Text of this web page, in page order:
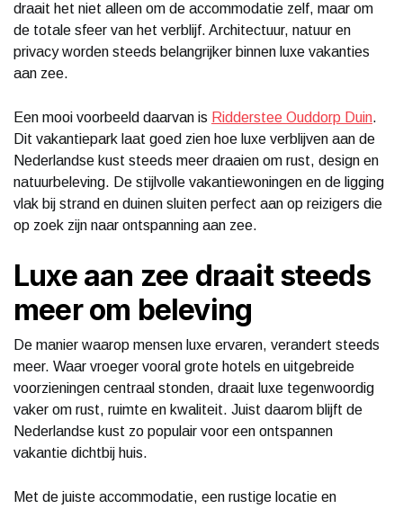
draait het niet alleen om de accommodatie zelf, maar om
de totale sfeer van het verblijf. Architectuur, natuur en
privacy worden steeds belangrijker binnen luxe vakanties
aan zee.
Een mooi voorbeeld daarvan is Ridderstee Ouddorp Duin.
Dit vakantiepark laat goed zien hoe luxe verblijven aan de
Nederlandse kust steeds meer draaien om rust, design en
natuurbeleving. De stijlvolle vakantiewoningen en de ligging
vlak bij strand en duinen sluiten perfect aan op reizigers die
op zoek zijn naar ontspanning aan zee.
Luxe aan zee draait steeds
meer om beleving
De manier waarop mensen luxe ervaren, verandert steeds
meer. Waar vroeger vooral grote hotels en uitgebreide
voorzieningen centraal stonden, draait luxe tegenwoordig
vaker om rust, ruimte en kwaliteit. Juist daarom blijft de
Nederlandse kust zo populair voor een ontspannen
vakantie dichtbij huis.
Met de juiste accommodatie, een rustige locatie en